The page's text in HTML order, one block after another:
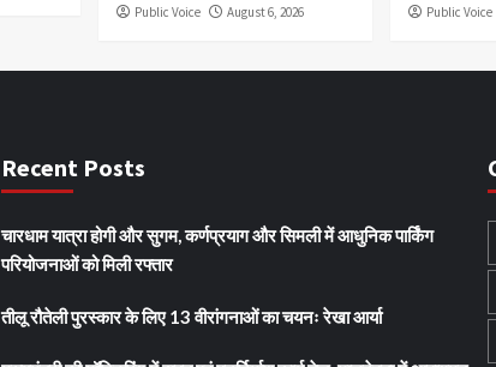
Public Voice August 6, 2026 Public Voice
Recent Posts
चारधाम यात्रा होगी और सुगम, कर्णप्रयाग और सिमली में आधुनिक पार्किंग
परियोजनाओं को मिली रफ्तार
तीलू रौतेली पुरस्कार के लिए 13 वीरांगनाओं का चयनः रेखा आर्या